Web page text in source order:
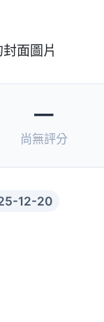
—
尚無評分
12-20